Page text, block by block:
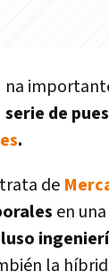
na
serie de
.
de
en
la